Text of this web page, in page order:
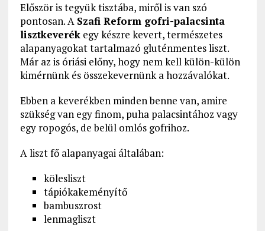
Először is tegyük tisztába, miről is van szó
pontosan. A Szafi Reform gofri-palacsinta
lisztkeverékegy készre kevert, természetes
alapanyagokat tartalmazó gluténmentes liszt.
Már az is óriási előny, hogy nem kell külön-külön
kimérnünk és összekevernünk a hozzávalókat.
Ebben a keverékben minden benne van, amire
szükség van egy finom, puha palacsintához vagy
egy ropogós, de belül omlós gofrihoz.
A liszt fő alapanyagai általában:
kölesliszt
tápiókakeményítő
bambuszrost
lenmagliszt